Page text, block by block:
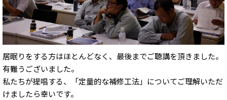
居眠りをする方はほとんどなく、最後までご聴講を頂きました。
有難うございました。
私たちが提唱する、「定量的な補修工法」についてご理解いただ
けましたら幸いです。